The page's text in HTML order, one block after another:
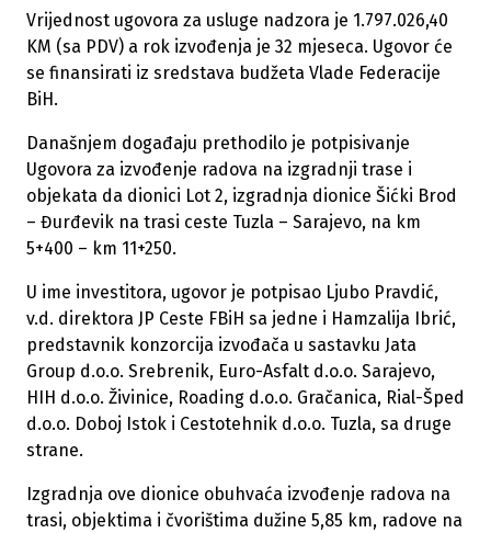
Vrijednost ugovora za usluge nadzora je 1.797.026,40
KM (sa PDV) a rok izvođenja je 32 mjeseca. Ugovor će
se finansirati iz sredstava budžeta Vlade Federacije
BiH.
Današnjem događaju prethodilo je potpisivanje
Ugovora za izvođenje radova na izgradnji trase i
objekata da dionici Lot 2, izgradnja dionice Šićki Brod
– Đurđevik na trasi ceste Tuzla – Sarajevo, na km
5+400 – km 11+250.
U ime investitora, ugovor je potpisao Ljubo Pravdić,
v.d. direktora JP Ceste FBiH sa jedne i Hamzalija Ibrić,
predstavnik konzorcija izvođača u sastavku Jata
Group d.o.o. Srebrenik, Euro-Asfalt d.o.o. Sarajevo,
HIH d.o.o. Živinice, Roading d.o.o. Gračanica, Rial-Šped
d.o.o. Doboj Istok i Cestotehnik d.o.o. Tuzla, sa druge
strane.
Izgradnja ove dionice obuhvaća izvođenje radova na
trasi, objektima i čvorištima dužine 5,85 km, radove na